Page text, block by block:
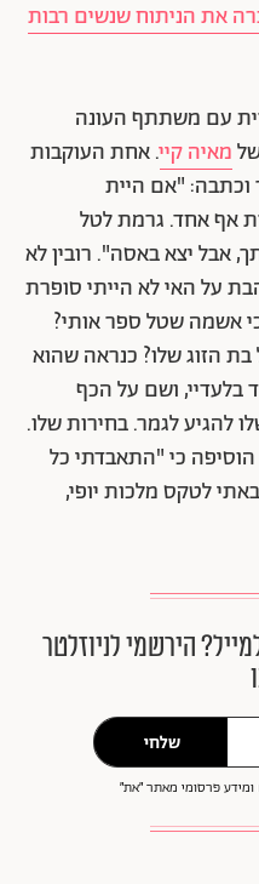
את הניתוח שנשים רבות
עם משתתף העונה
מאיה קיי. אחת העוקבות
"אם היית
אף אחד. גרמת לטל
אבל יצא באסה". רובין לא
על האי לא הייתי סופרת
אשמה שטל ספר אותי?
הזוג שלו? כנראה שהוא
בלעדיי, ושם על הכף
להגיע לגמר. בחירות שלו.
כי "התאבדתי כל
לטקס מלכות יופי,
הירשמי לניוזלטר
שלחי
פרסומי מאתר ״את״